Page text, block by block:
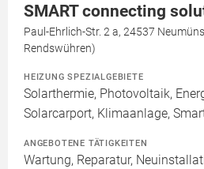
SMART connecting
Paul-Ehrlich-Str. 2 a, 24537
Rendswühren)
HEIZUNG SPEZIALGEBIETE
Solarthermie, Photovoltaik,
Solarcarport, Klimaanlage,
ANGEBOTENE TÄTIGKEITEN
Wartung, Reparatur,